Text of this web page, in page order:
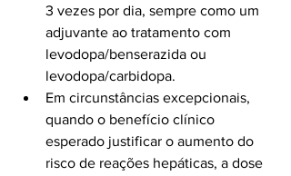
3 vezes por dia, sempre como um
adjuvante ao tratamento com
levodopa/benserazida ou
levodopa/carbidopa.
Em circunstâncias excepcionais,
quando o benefício clínico
esperado justificar o aumento do
risco de reações hepáticas, a dose